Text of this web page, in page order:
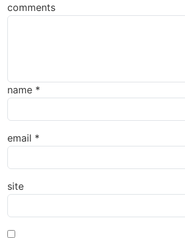
comments
name *
email *
site